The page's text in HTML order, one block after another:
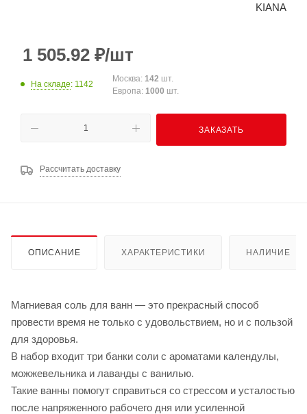
KIANA
1 505.92 ₽/шт
На складе: 1142
Москва: 142 шт.
Европа: 1000 шт.
ЗАКАЗАТЬ
Рассчитать доставку
ОПИСАНИЕ ХАРАКТЕРИСТИКИ НАЛИЧИЕ
Магниевая соль для ванн — это прекрасный способ
провести время не только с удовольствием, но и с пользой
для здоровья.
В набор входит три банки соли с ароматами календулы,
можжевельника и лаванды с ванилью.
Такие ванны помогут справиться со стрессом и усталостью
после напряженного рабочего дня или усиленной